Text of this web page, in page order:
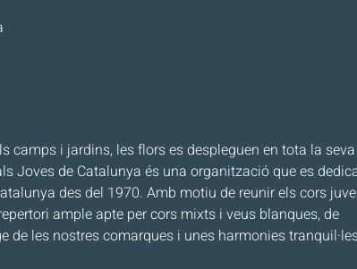
camps i jardins, les flors es despleguen en tota la seva
Joves de Catalunya és una organització que es
des del 1970. Amb motiu de reunir els cors
ample apte per cors mixts i veus blanques, de
les nostres comarques i unes harmonies